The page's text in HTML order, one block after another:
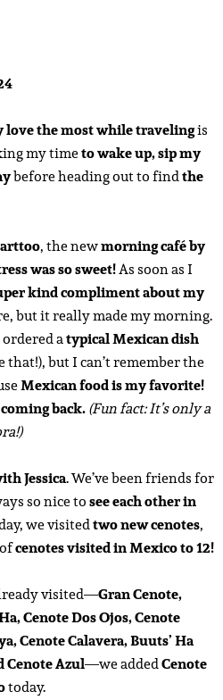
love the most while travelingis
my timeto wake up, sip my
before heading out to findthe
, the newmorning café by
was so sweet!As soon as I
kind compliment about my
but it really made my morning.
atypical Mexican dish
that!), but I can’t remember the
Mexican food is my favorite!
back.(Fun fact: It’s only a
Jessica. We’ve been friends for
so nice tosee each other in
we visitedtwo new cenotes,
cenotes visited in Mexico to 12!
visited—Gran Cenote,
Cenote Dos Ojos, Cenote
Cenote Calavera, Buuts’ Ha
Cenote Azul—we addedCenote
today.